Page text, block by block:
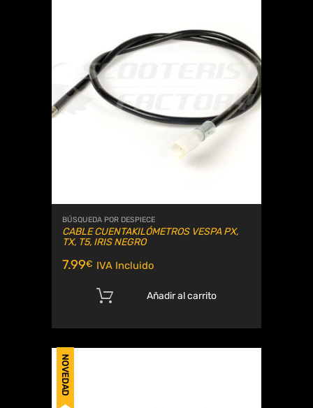
BÚSQUEDA POR DESPIECE
CABLE CUENTAKILÓMETROS VESPA PX,
TX, T5, IRIS NEGRO
7.99€ IVA Incluido
Añadir al carrito
NOVEDAD